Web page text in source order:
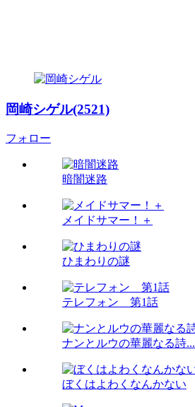
岡崎シゲル(2521)
フォロー
暗闇迷路
メイドサマー！＋
ひまわりの謎
テレフォン 第1話
ナンとルウの華麗なる詩...
ぼくはよわくなんかない